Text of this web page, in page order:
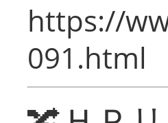
https://
091.html